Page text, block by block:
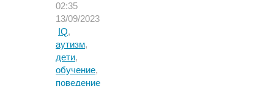
02:35
13/09/2023
IQ,
аутизм,
дети,
обучение,
поведение